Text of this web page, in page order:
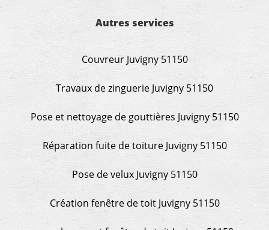
Autres services
Couvreur Juvigny 51150
Travaux de zinguerie Juvigny 51150
Pose et nettoyage de gouttières Juvigny 51150
Réparation fuite de toiture Juvigny 51150
Pose de velux Juvigny 51150
Création fenêtre de toit Juvigny 51150